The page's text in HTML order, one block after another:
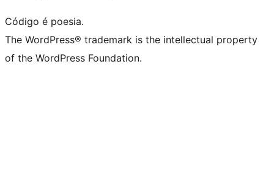
Código é poesia.
The WordPress® trademark is the intellectual property
of the WordPress Foundation.